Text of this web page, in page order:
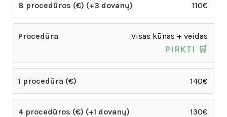
110€
Visas kūnas + veidas
PIRKTI 🛒
140€
130€